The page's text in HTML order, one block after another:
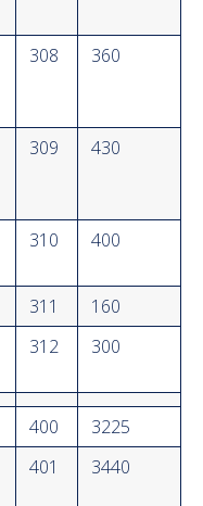
308 360
309 430
310 400
311
160
312 300
400
3225
401 3440